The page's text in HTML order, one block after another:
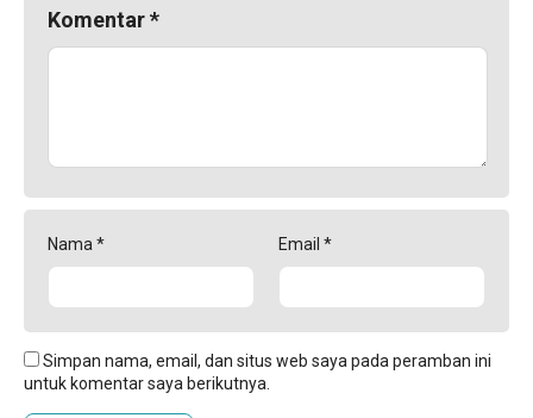
Komentar*
Nama * Email *
Simpan nama, email, dan situs web saya pada peramban ini
untuk komentar saya berikutnya.